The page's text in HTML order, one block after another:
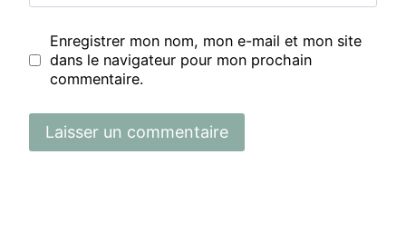
Enregistrer mon nom, mon e-mail et mon site
dans le navigateur pour mon prochain
commentaire.